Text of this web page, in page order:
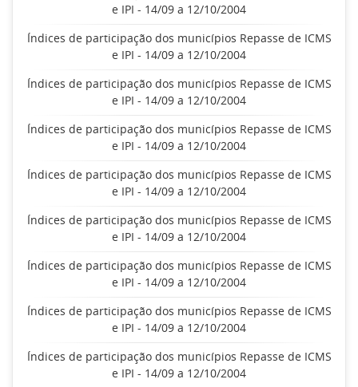
e IPI - 14/09 a 12/10/2004
Índices de participação dos municípios Repasse de ICMS
e IPI - 14/09 a 12/10/2004
Índices de participação dos municípios Repasse de ICMS
e IPI - 14/09 a 12/10/2004
Índices de participação dos municípios Repasse de ICMS
e IPI - 14/09 a 12/10/2004
Índices de participação dos municípios Repasse de ICMS
e IPI - 14/09 a 12/10/2004
Índices de participação dos municípios Repasse de ICMS
e IPI - 14/09 a 12/10/2004
Índices de participação dos municípios Repasse de ICMS
e IPI - 14/09 a 12/10/2004
Índices de participação dos municípios Repasse de ICMS
e IPI - 14/09 a 12/10/2004
Índices de participação dos municípios Repasse de ICMS
e IPI - 14/09 a 12/10/2004